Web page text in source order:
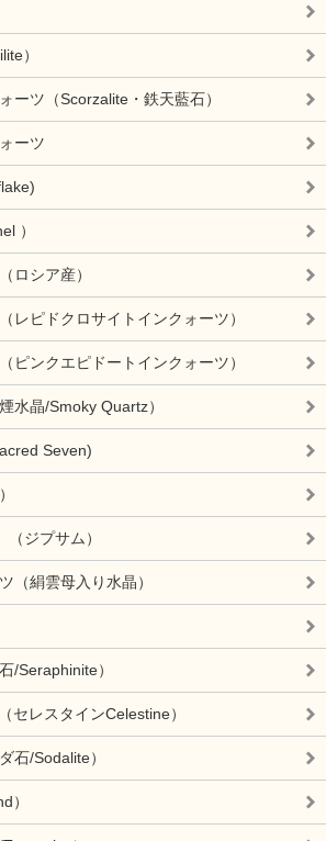
）
ーツ（Scorzalite・鉄天藍石）
ーツ
）
ロシア産）
レピドクロサイトインクォーツ）
ピンクエピドートインクォーツ）
水晶/Smoky Quartz）
Seven)
ジプサム）
（絹雲母入り水晶）
/Seraphinite）
セレスタインCelestine）
石/Sodalite）
）